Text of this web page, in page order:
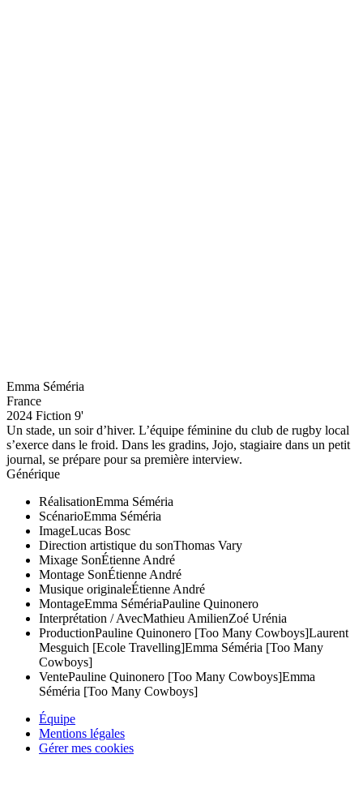
Emma Séméria
France
2024 Fiction 9'
Un stade, un soir d’hiver. L’équipe féminine du club de rugby local
s’exerce dans le froid. Dans les gradins, Jojo, stagiaire dans un petit
journal, se prépare pour sa première interview.
Générique
RéalisationEmma Séméria
ScénarioEmma Séméria
ImageLucas Bosc
Direction artistique du sonThomas Vary
Mixage SonÉtienne André
Montage SonÉtienne André
Musique originaleÉtienne André
MontageEmma SémériaPauline Quinonero
Interprétation / AvecMathieu AmilienZoé Urénia
ProductionPauline Quinonero [Too Many Cowboys]Laurent
Mesguich [Ecole Travelling]Emma Séméria [Too Many
Cowboys]
VentePauline Quinonero [Too Many Cowboys]Emma
Séméria [Too Many Cowboys]
Équipe
Mentions légales
Gérer mes cookies